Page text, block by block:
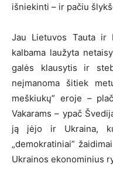
išniekinti – ir pačiu
Jau Lietuvos Tauta ir
kalbama laužyta
galės klausytis ir
neįmanoma šitiek
meškiukų” eroje –
Vakarams – ypač
ją įėjo ir Ukraina,
„demokratiniai”
Ukrainos ekonominius